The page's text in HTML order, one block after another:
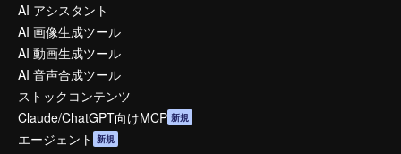
AI アシスタント
AI 画像生成ツール
AI 動画生成ツール
AI 音声合成ツール
ストックコンテンツ
Claude/ChatGPT向けMCP 新規
エージェント 新規